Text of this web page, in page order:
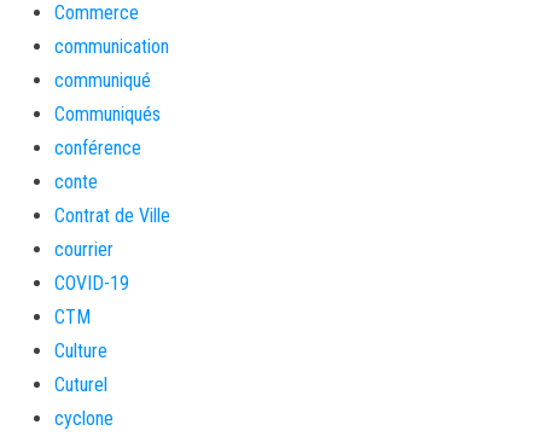
Commerce
communication
communiqué
Communiqués
conférence
conte
Contrat de Ville
courrier
COVID-19
CTM
Culture
Cuturel
cyclone